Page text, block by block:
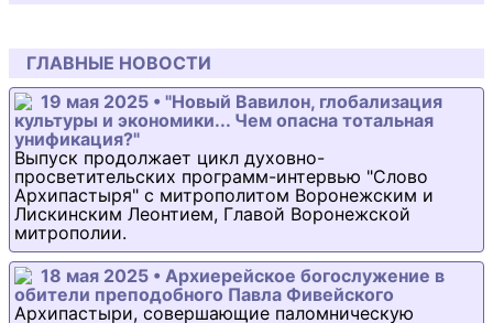
ГЛАВНЫЕ НОВОСТИ
19 мая 2025 • "Новый Вавилон, глобализация
культуры и экономики... Чем опасна тотальная
унификация?"
Выпуск продолжает цикл духовно-
просветительских программ-интервью "Слово
Архипастыря" с митрополитом Воронежским и
Лискинским Леонтием, Главой Воронежской
митрополии.
18 мая 2025 • Архиерейское богослужение в
обители преподобного Павла Фивейского
Архипастыри, совершающие паломническую